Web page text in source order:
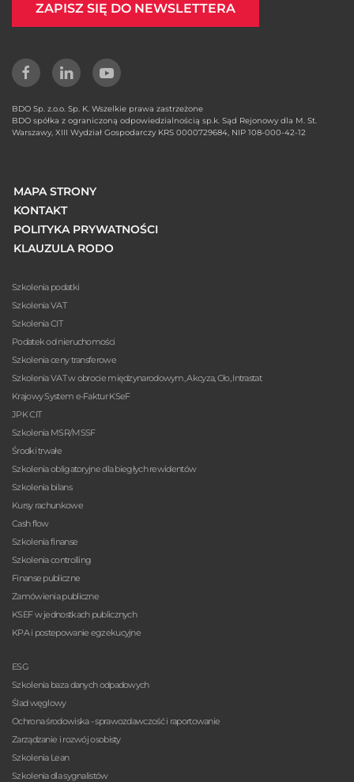
ZAPISZ SIĘ DO NEWSLETTERA
BDO Sp. z.o.o. Sp. K. Wszelkie prawa zastrzeżone
BDO spółka z ograniczoną odpowiedzialnością sp.k. Sąd Rejonowy dla M. St.
Warszawy, XIII Wydział Gospodarczy KRS 0000729684, NIP 108-000-42-12
MAPA STRONY
KONTAKT
POLITYKA PRYWATNOŚCI
KLAUZULA RODO
Szkolenia podatki
Szkolenia VAT
Szkolenia CIT
Podatek od nieruchomości
Szkolenia ceny transferowe
Szkolenia VAT w obrocie międzynarodowym, Akcyza, Cło, Intrastat
Krajowy System e-Faktur KSeF
JPK CIT
Szkolenia MSR/MSSF
Środki trwałe
Szkolenia obligatoryjne dla biegłych rewidentów
Szkolenia bilans
Kursy rachunkowe
Cash flow
Szkolenia finanse
Szkolenia controlling
Finanse publiczne
Zamówienia publiczne
KSEF w jednostkach publicznych
KPA i postepowanie egzekucyjne
ESG
Szkolenia baza danych odpadowych
Ślad węglowy
Ochrona środowiska - sprawozdawczość i raportowanie
Zarządzanie i rozwój osobisty
Szkolenia Lean
Szkolenia dla sygnalistów